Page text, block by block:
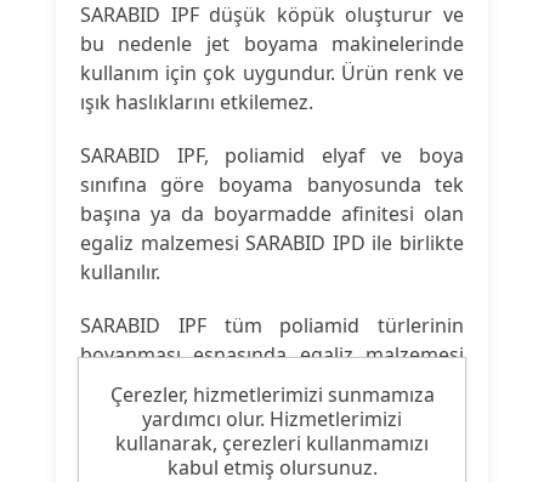
SARABID IPF düşük köpük oluşturur ve
bu nedenle jet boyama makinelerinde
kullanım için çok uygundur. Ürün renk ve
ışık haslıklarını etkilemez.
SARABID IPF, poliamid elyaf ve boya
sınıfına göre boyama banyosunda tek
başına ya da boyarmadde afinitesi olan
egaliz malzemesi SARABID IPD ile birlikte
kullanılır.
SARABID IPF tüm poliamid türlerinin
boyanması esnasında egaliz malzemesi
olarak kullanılır. Özellikle PA halıların ya
da PA çorapların boyanması için
uygundur.
Çerezler, hizmetlerimizi sunmamıza
yardımcı olur. Hizmetlerimizi
kullanarak, çerezleri kullanmamızı
kabul etmiş olursunuz.